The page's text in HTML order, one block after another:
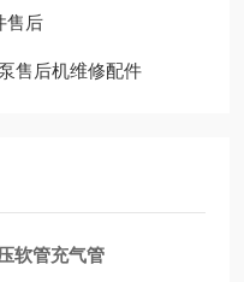
售后
售后机维修配件
软管充气管